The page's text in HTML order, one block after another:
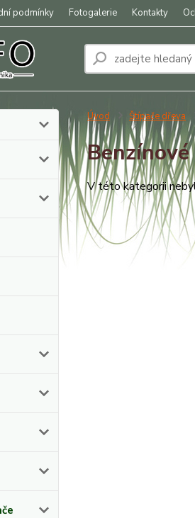
podmínky Fotogalerie Kontakty
Úvod Štípače dřeva
V této kategorii